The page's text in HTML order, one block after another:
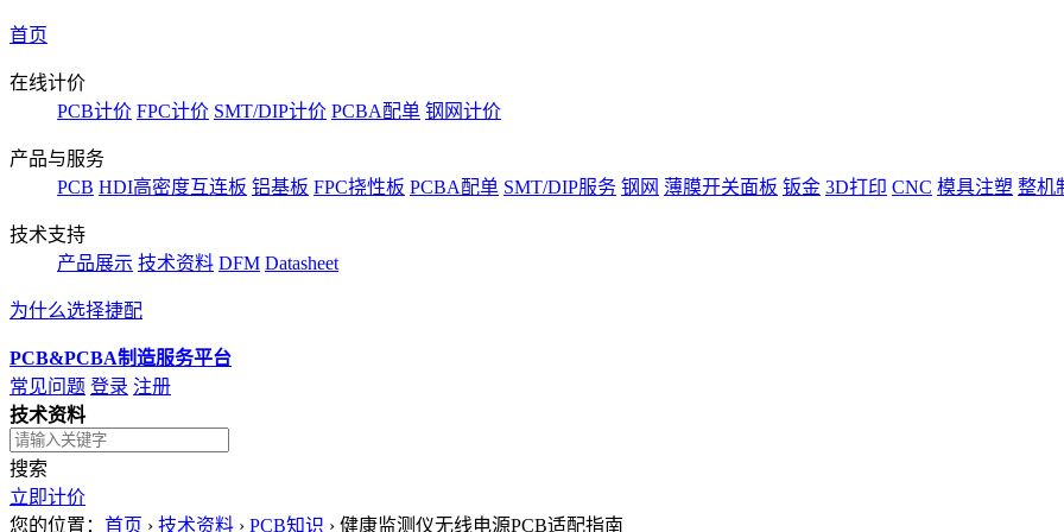
首页
在线计价
PCB计价 FPC计价 SMT/DIP计价 PCBA配单 钢网计价
产品与服务
PCB HDI高密度互连板 铝基板 FPC挠性板 PCBA配单 SMT/DIP服务 钢网 薄膜开关面板 钣金 3D打印 CNC 模具注塑 整机
技术支持
产品展示 技术资料 DFM Datasheet
为什么选择捷配
PCB&PCBA制造服务平台
常见问题 登录 注册
技术资料
搜索
立即计价
您的位置： 首页 › 技术资料 › PCB知识 › 健康监测仪无线电源PCB适配指南